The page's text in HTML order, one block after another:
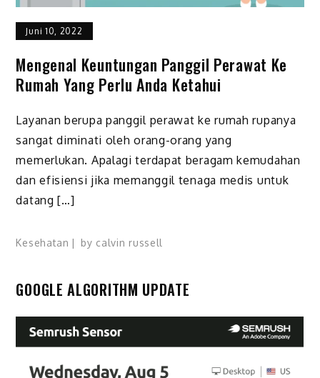
Juni 10, 2022
Mengenal Keuntungan Panggil Perawat Ke
Rumah Yang Perlu Anda Ketahui
Layanan berupa panggil perawat ke rumah rupanya
sangat diminati oleh orang-orang yang
memerlukan. Apalagi terdapat beragam kemudahan
dan efisiensi jika memanggil tenaga medis untuk
datang […]
Kesehatan by calvin russell
GOOGLE ALGORITHM UPDATE